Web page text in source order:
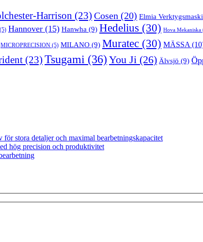
Harrison (23) Cosen (20) Elmia
(5) Hannover (15) Hanwha (9) Hedelius (30) Hova Mekaniska
MICROPRECISION (5) MILANO (9) Muratec (30) MÄSSA
(23) Tsugami (36) You Ji (26) Älvsjö (9)
stora detaljer och maximal bearbetningskapacitet
hög precision och produktivitet